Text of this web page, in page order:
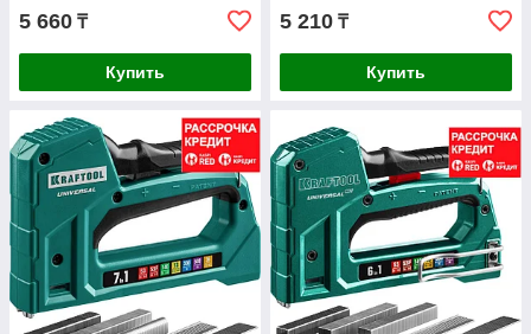
5 660 ₸
Купить
5 210 ₸
Купить